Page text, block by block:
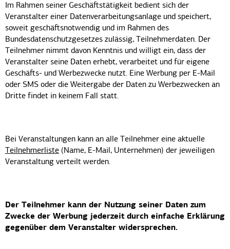
Im Rahmen seiner Geschäﬅstätigkeit bedient sich der
Veranstalter einer Datenverarbeitungsanlage und speichert,
soweit geschäﬅsnotwendig und im Rahmen des
Bundesdatenschutzgesetzes zulässig, Teilnehmerdaten. Der
Teilnehmer nimmt davon Kenntnis und willigt ein, dass der
Veranstalter seine Daten erhebt, verarbeitet und für eigene
Geschäﬅs- und Werbezwecke nutzt. Eine Werbung per E-Mail
oder SMS oder die Weitergabe der Daten zu Werbezwecken an
Dritte findet in keinem Fall statt.
Bei Veranstaltungen kann an alle Teilnehmer eine aktuelle
Teilnehmerliste (Name, E-Mail, Unternehmen) der jeweiligen
Veranstaltung verteilt werden.
Der Teilnehmer kann der Nutzung seiner Daten zum
Zwecke der Werbung jederzeit durch einfache Erklärung
gegenüber dem Veranstalter widersprechen.